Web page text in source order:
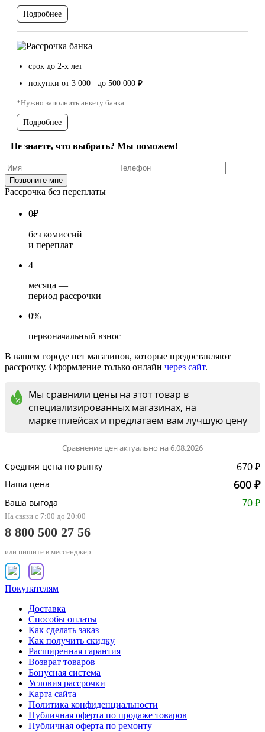
Подробнее
срок до 2-х лет
покупки от 3 000 до 500 000 ₽
*Нужно заполнить анкету банка
Подробнее
Не знаете, что выбрать? Мы поможем!
Рассрочка без переплаты
0₽
без комиссий
и переплат
4
месяца —
период рассрочки
0%
первоначальный взнос
В вашем городе нет магазинов, которые предоставляют
рассрочку. Оформление только онлайн через сайт.
Мы сравнили цены на этот товар в
специализированных магазинах, на
маркетплейсах и предлагаем вам лучшую цену
Сравнение цен актуально на 6.08.2026
Средняя цена по рынку 670 ₽
Наша цена 600 ₽
Ваша выгода 70 ₽
На связи с 7:00 до 20:00
8 800 500 27 56
или пишите в мессенджер:
Покупателям
Доставка
Способы оплаты
Как сделать заказ
Как получить скидку
Расширенная гарантия
Возврат товаров
Бонусная система
Условия рассрочки
Карта сайта
Политика конфиденциальности
Публичная оферта по продаже товаров
Публичная оферта по ремонту